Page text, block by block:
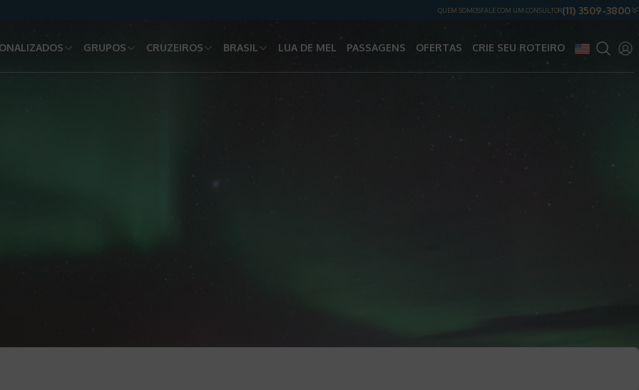
QUEM SOMOSFALE COM UM CONSULTOR(11) 3509-3800
GRUPOS CRUZEIROS BRASIL LUA DE MEL PASSAGENS OFERTAS CRIE SEU ROTEIRO